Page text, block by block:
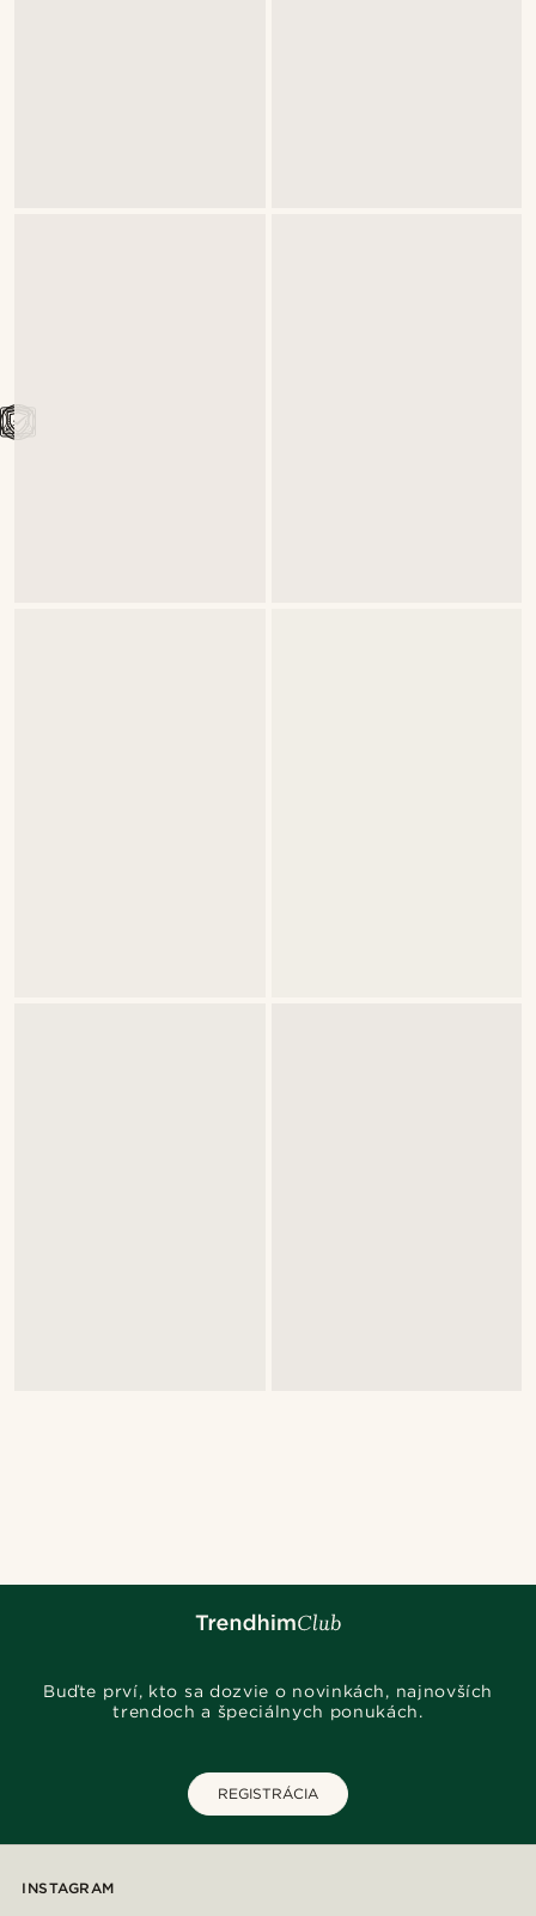
Buďte prví, kto sa dozvie o novinkách, najnovších
trendoch a špeciálnych ponukách.
REGISTRÁCIA
INSTAGRAM